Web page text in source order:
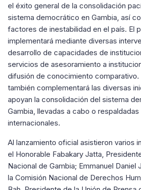
el éxito general de la consolidación
sistema democrático en Gambia, así
factores de inestabilidad en el país. El
implementará mediante diversas
desarrollo de capacidades de
servicios de asesoramiento a
difusión de conocimiento comparativo.
también complementará las diversas
apoyan la consolidación del sistema
Gambia, llevadas a cabo o
internacionales.
Al lanzamiento oficial asistieron varios
el Honorable Fabakary Jatta,
Nacional de Gambia; Emmanuel
la Comisión Nacional de Derechos